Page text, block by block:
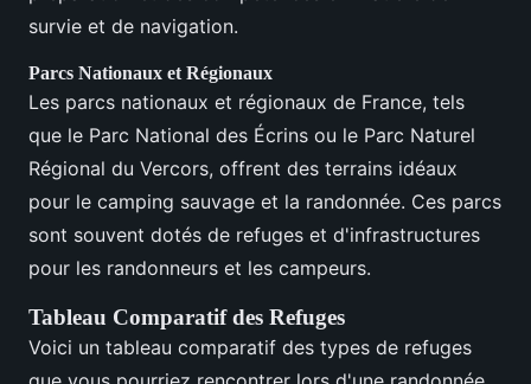
survie et de navigation.
Parcs Nationaux et Régionaux
Les parcs nationaux et régionaux de France, tels
que le Parc National des Écrins ou le Parc Naturel
Régional du Vercors, offrent des terrains idéaux
pour le camping sauvage et la randonnée. Ces parcs
sont souvent dotés de refuges et d'infrastructures
pour les randonneurs et les campeurs.
Tableau Comparatif des Refuges
Voici un tableau comparatif des types de refuges